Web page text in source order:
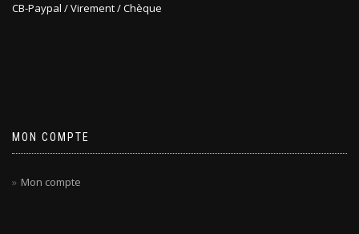
CB-Paypal / Virement / Chèque
MON COMPTE
Mon compte